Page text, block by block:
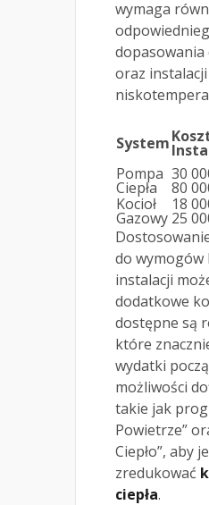
wymaga
oraz instalacji
System
Pompa
Ciepła
30
80
Kocioł
Gazowy
18
25
do
instalacji
dodatkowe
dostępne są
które
wydatki
możliwości
takie jak
Powietrze”
Ciepło”, aby
zredukować
ciepła.